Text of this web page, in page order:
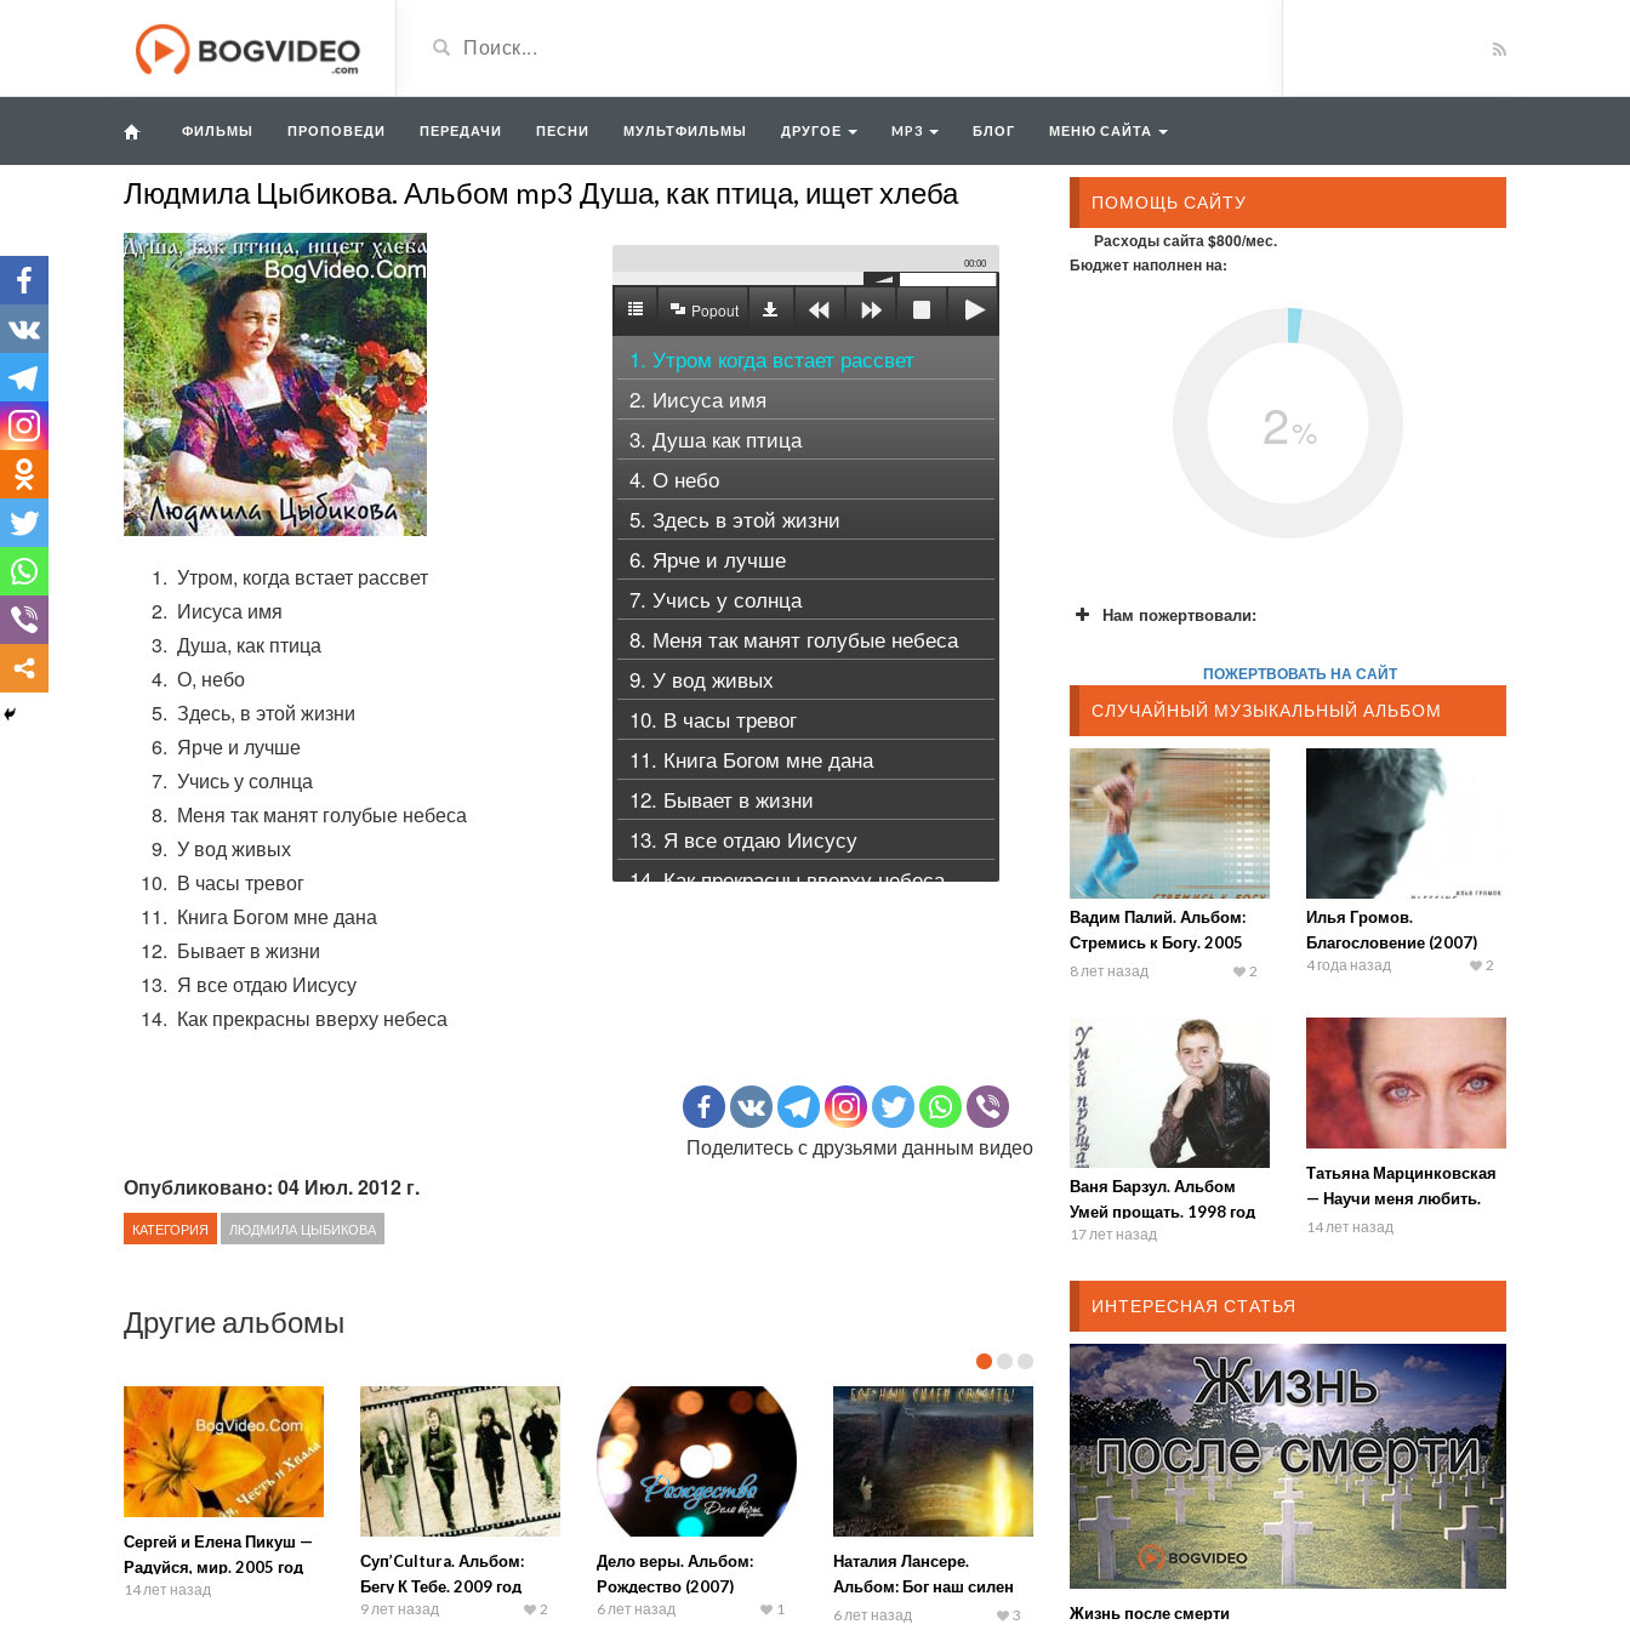
ФИЛЬМЫ ПРОПОВЕДИ ПЕРЕДАЧИ ПЕСНИ МУЛЬТФИЛЬМЫ ДРУГОЕ MP3 БЛОГ МЕНЮ САЙТА
Людмила Цыбикова. Альбом mp3 Душа, как птица, ищет хлеба
Утром, когда встает рассвет
Иисуса имя
Душа, как птица
О, небо
Здесь, в этой жизни
Ярче и лучше
Учись у солнца
Меня так манят голубые небеса
У вод живых
В часы тревог
Книга Богом мне дана
Бывает в жизни
Я все отдаю Иисусу
Как прекрасны вверху небеса
00:00
Popout
1. Утром когда встает рассвет
2. Иисуса имя
3. Душа как птица
4. О небо
5. Здесь в этой жизни
6. Ярче и лучше
7. Учись у солнца
8. Меня так манят голубые небеса
9. У вод живых
10. В часы тревог
11. Книга Богом мне дана
12. Бывает в жизни
13. Я все отдаю Иисусу
14. Как прекрасны вверху небеса
Поделитесь с друзьями данным видео
Опубликовано: 04 Июл. 2012 г.
КАТЕГОРИЯ ЛЮДМИЛА ЦЫБИКОВА
Другие альбомы
Сергей и Елена Пикуш —
Радуйся, мир. 2005 год
14 лет назад
Суп’Cultura. Альбом:
Бегу К Тебе. 2009 год
9 лет назад 2
Дело веры. Альбом:
Рождество (2007)
6 лет назад 1
Наталия Лансере.
Альбом: Бог наш силен
спасать (2009)
6 лет назад 3
ПОМОЩЬ САЙТУ
Расходы сайта $800/мес.
Бюджет наполнен на:
2%
Нам пожертвовали:
ПОЖЕРТВОВАТЬ НА САЙТ
СЛУЧАЙНЫЙ МУЗЫКАЛЬНЫЙ АЛЬБОМ
Вадим Палий. Альбом:
Стремись к Богу. 2005
год
8 лет назад 2
Илья Громов.
Благословение (2007)
4 года назад 2
Ваня Барзул. Альбом
Умей прощать. 1998 год
17 лет назад
Татьяна Марцинковская
— Научи меня любить.
2002 год
14 лет назад
ИНТЕРЕСНАЯ СТАТЬЯ
Жизнь после смерти